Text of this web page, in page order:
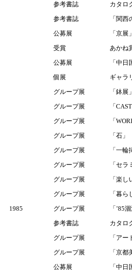
参考書誌
カタロ
参考書誌
「関
公募展
「京
受賞
あかね
公募展
「中
個展
ギャラ
グループ展
「鉢
グループ展
「
グループ展
「
グループ展
「石
グループ展
「一
グループ展
「セ
グループ展
「楽
グループ展
「暮
1985
グループ展
「
参考書誌
カタロ
グループ展
「ア
グループ展
「京
公募展
「中